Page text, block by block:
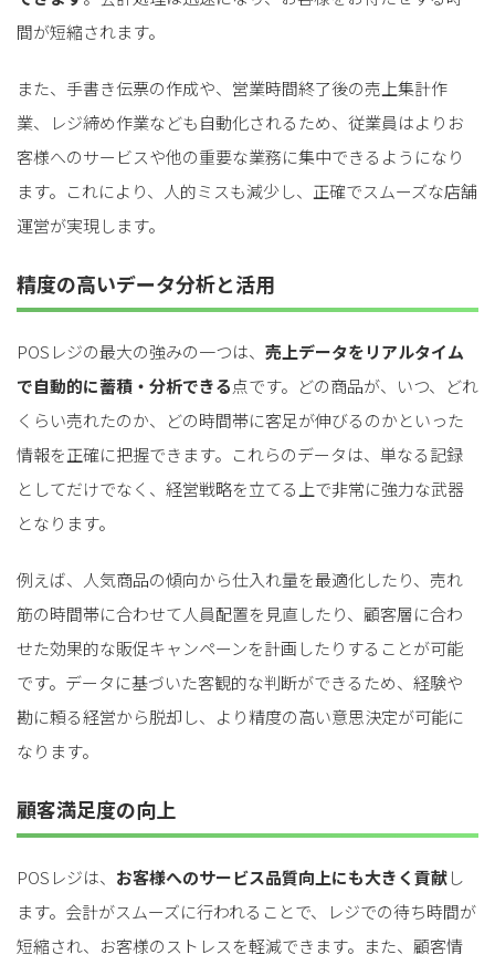
間が短縮されます。
また、手書き伝票の作成や、営業時間終了後の売上集計作
業、レジ締め作業なども自動化されるため、従業員はよりお
客様へのサービスや他の重要な業務に集中できるようになり
ます。これにより、人的ミスも減少し、正確でスムーズな店舗
運営が実現します。
精度の高いデータ分析と活用
POSレジの最大の強みの一つは、 売上データをリアルタイム
で自動的に蓄積・分析できる点です。どの商品が、いつ、どれ
くらい売れたのか、どの時間帯に客足が伸びるのかといった
情報を正確に把握できます。これらのデータは、単なる記録
としてだけでなく、経営戦略を立てる上で非常に強力な武器
となります。
例えば、人気商品の傾向から仕入れ量を最適化したり、売れ
筋の時間帯に合わせて人員配置を見直したり、顧客層に合わ
せた効果的な販促キャンペーンを計画したりすることが可能
です。データに基づいた客観的な判断ができるため、経験や
勘に頼る経営から脱却し、より精度の高い意思決定が可能に
なります。
顧客満足度の向上
POSレジは、 お客様へのサービス品質向上にも大きく貢献し
ます。会計がスムーズに行われることで、レジでの待ち時間が
短縮され、お客様のストレスを軽減できます。また、顧客情